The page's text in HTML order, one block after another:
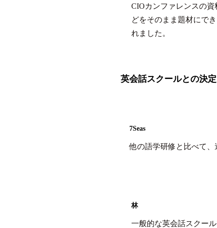
CIOカンファレンスの
どをそのまま題材にで
れました。
英会話スクールとの決
7Seas
他の語学研修と比べて
林
一般的な英会話スクー